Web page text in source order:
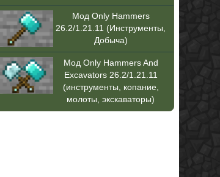
Мод Only Hammers
26.2/1.21.11 (Инструменты,
Добыча)
Мод Only Hammers And
Excavators 26.2/1.21.11
(инструменты, копание,
молоты, экскаваторы)